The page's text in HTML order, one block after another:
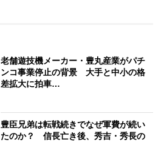
老舗遊技機メーカー・豊丸産業がパチ
ンコ事業停止の背景 大手と中小の格
差拡大に拍車…
豊臣兄弟は転戦続きでなぜ軍費が続い
たのか？ 信長亡き後、秀吉・秀長の